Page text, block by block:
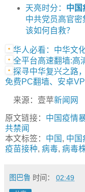
天亮时分： 中国
中共党员高官
该如何自救？
华人必看：中华文
全平台高速翻墙:高
探寻中华复兴之路
免费PC翻墙、安卓
来源：壹苹新闻网
原文链接： 中国疫情
共禁闻
本文标签： 中国 , 中国
疫苗接种, 病毒, 病毒
图巴鲁 时间： 02:49